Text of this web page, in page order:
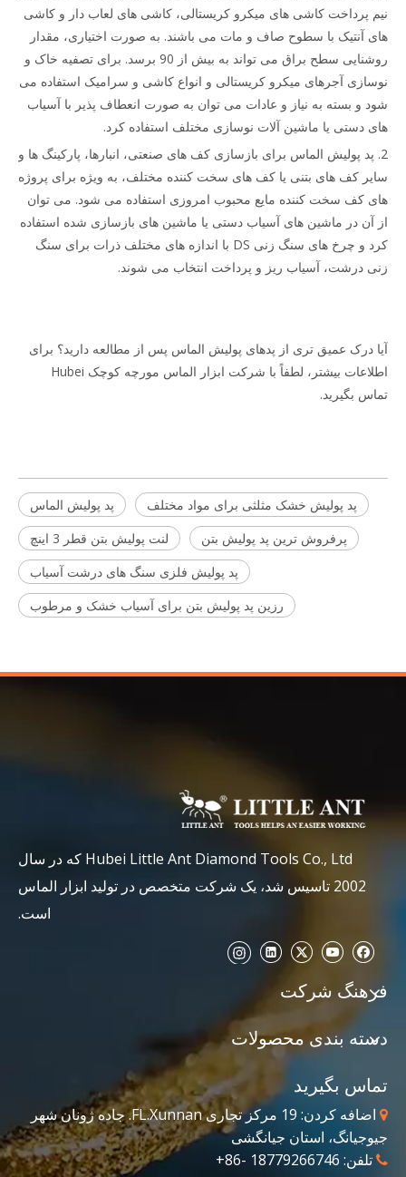
نیم پرداخت کاشی های میکرو کریستالی، کاشی های لعاب دار و کاشی
های آنتیک با سطوح صاف و مات می باشند. به صورت اختیاری، مقدار
روشنایی سطح براق می تواند به بیش از 90 برسد. برای تصفیه خاک و
نوسازی آجرهای میکرو کریستالی و انواع کاشی و سرامیک استفاده می
شود و بسته به نیاز و عادات می توان به صورت انعطاف پذیر با آسیاب
های دستی یا ماشین آلات نوسازی مختلف استفاده کرد.
2. پد پولیش الماس برای بازسازی کف های صنعتی، انبارها، پارکینگ ها و
سایر کف های بتنی یا کف های سخت کننده مختلف، به ویژه برای پروژه
های کف سخت کننده مایع محبوب امروزی استفاده می شود. می توان
از آن در ماشین های آسیاب دستی یا ماشین های بازسازی شده استفاده
کرد و چرخ های سنگ زنی DS با اندازه های مختلف ذرات برای سنگ
زنی درشت، آسیاب ریز و پرداخت انتخاب می شوند.
آیا درک عمیق تری از پدهای پولیش الماس پس از مطالعه دارید؟ برای
اطلاعات بیشتر، لطفاً با شرکت ابزار الماس مورچه کوچک Hubei
تماس بگیرید.
پد پولیش الماس
پد پولیش خشک مثلثی برای مواد مختلف
لنت پولیش بتن قطر 3 اینچ
پرفروش ترین پد پولیش بتن
پد پولیش فلزی سنگ های درشت آسیاب
رزین پد پولیش بتن برای آسیاب خشک و مرطوب
Hubei Little Ant Diamond Tools Co., Ltd که در سال
2002 تاسیس شد، یک شرکت متخصص در تولید ابزار الماس
است.
فرهنگ شرکت
دسته بندی محصولات
تماس بگیرید

اضافه کردن: 19 مرکز تجاری FL.Xunnan. جاده ژونان شهر
جیوجیانگ، استان جیانگشی
 تلفن: 18779266746 -86+